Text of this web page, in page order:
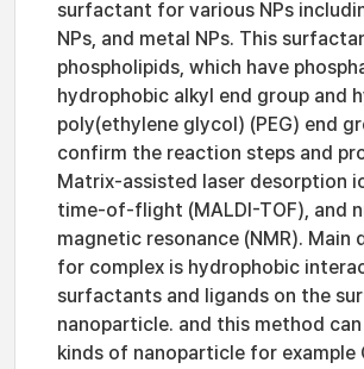
surfactant for various NPs
NPs, and metal NPs. This
phospholipids, which have
hydrophobic alkyl end group and
poly(ethylene glycol) (PEG) end
confirm the reaction steps and
Matrix-assisted laser desorption
time-of-flight (MALDI-TOF), and
magnetic resonance (NMR). Main
for complex is hydrophobic
surfactants and ligands on the
nanoparticle. and this method
kinds of nanoparticle for example